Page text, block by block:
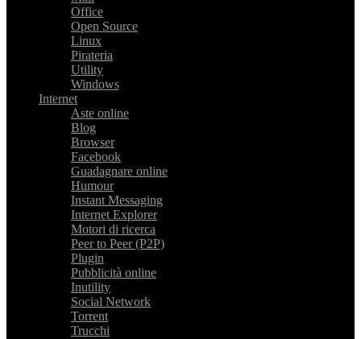
Office
Open Source
Linux
Pirateria
Utility
Windows
Internet
Aste online
Blog
Browser
Facebook
Guadagnare online
Humour
Instant Messaging
Internet Explorer
Motori di ricerca
Peer to Peer (P2P)
Plugin
Pubblicità online
Inutility
Social Network
Torrent
Trucchi